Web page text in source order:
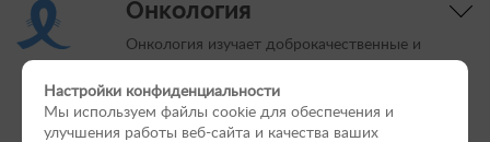
Онкология
Онкология изучает доброкачественные и
закономерности их возникновения и
развития, методы их профилактики,
диагностики и лечения.
Настройки конфиденциальности
Мы используем файлы cookie для обеспечения и
улучшения работы веб-сайта и качества ваших